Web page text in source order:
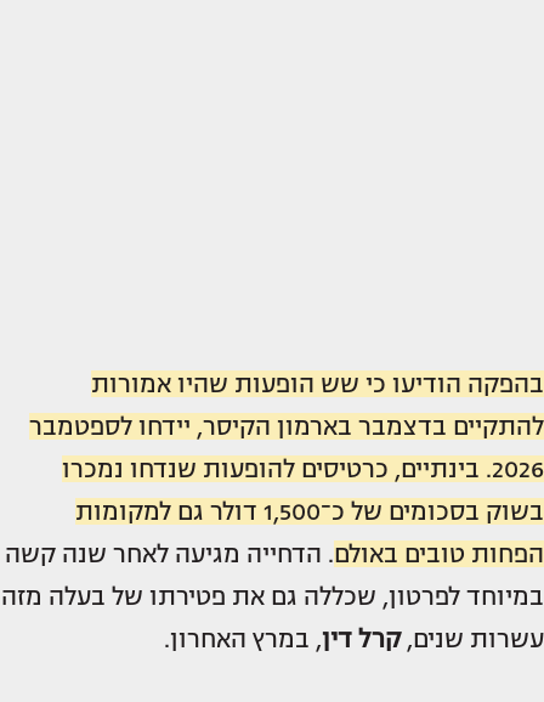
בהפקה הודיעו כי שש הופעות שהיו אמורות
להתקיים בדצמבר בארמון הקיסר, יידחו לספטמבר
2026. בינתיים, כרטיסים להופעות שנדחו נמכרו
בשוק בסכומים של כ־1,500 דולר גם למקומות
הפחות טובים באולם. הדחייה מגיעה לאחר שנה קשה
במיוחד לפרטון, שכללה גם את פטירתו של בעלה מזה
עשרות שנים, קרל דין, במרץ האחרון.